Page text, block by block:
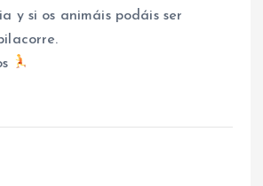
y si os animáis podáis ser